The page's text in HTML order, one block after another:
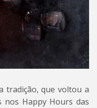
tradição, que voltou a
Happy Hours das